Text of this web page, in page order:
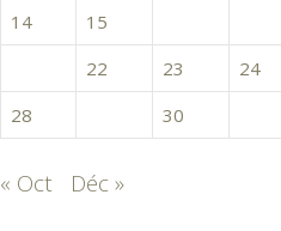
14
15
22 23 24
28
30
« Oct Déc »